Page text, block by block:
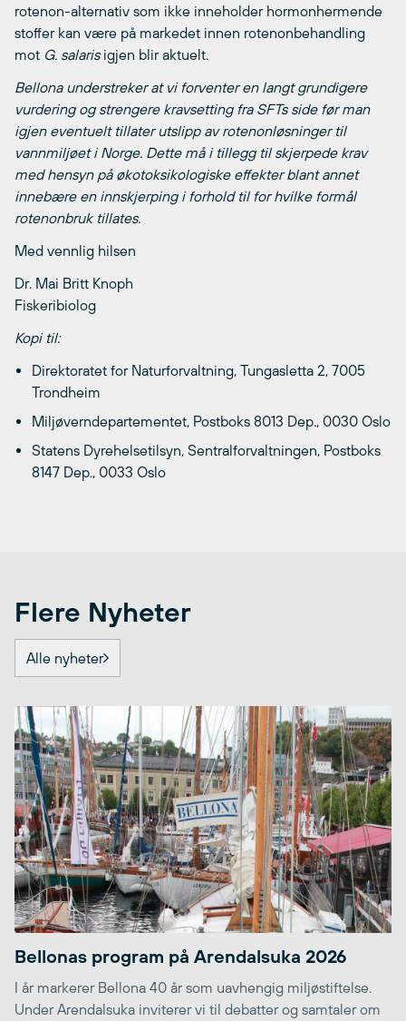
rotenon-alternativ som ikke inneholder hormonhermende
stoffer kan være på markedet innen rotenonbehandling
mot G. salarisigjen blir aktuelt.
Bellona understreker at vi forventer en langt grundigere
vurdering og strengere kravsetting fra SFTs side før man
igjen eventuelt tillater utslipp av rotenonløsninger til
vannmiljøet i Norge. Dette må i tillegg til skjerpede krav
med hensyn på økotoksikologiske effekter blant annet
innebære en innskjerping i forhold til for hvilke formål
rotenonbruk tillates.
Med vennlig hilsen
Dr. Mai Britt Knoph
Fiskeribiolog
Kopi til:
Direktoratet for Naturforvaltning, Tungasletta 2, 7005
Trondheim
Miljøverndepartementet, Postboks 8013 Dep., 0030 Oslo
Statens Dyrehelsetilsyn, Sentralforvaltningen, Postboks
8147 Dep., 0033 Oslo
Flere Nyheter
Alle nyheter
Bellonas program på Arendalsuka 2026
I år markerer Bellona 40 år som uavhengig miljøstiftelse.
Under Arendalsuka inviterer vi til debatter og samtaler om